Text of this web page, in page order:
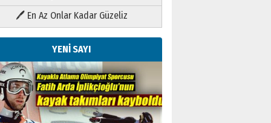
🖊 En Az Onlar Kadar Güzeliz
YENİ SAYI